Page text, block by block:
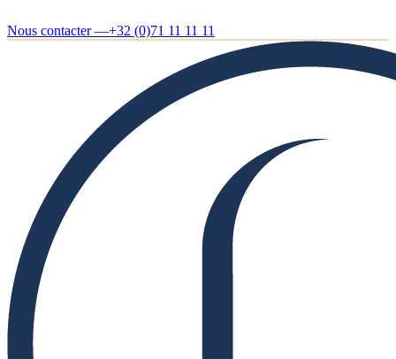
Nous contacter —+32 (0)71 11 11 11